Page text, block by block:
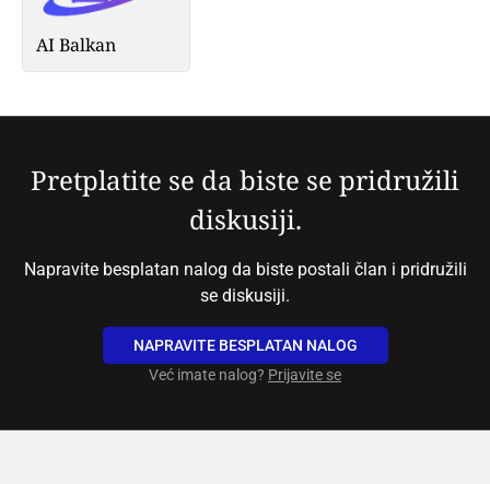
AI Balkan
Pretplatite se da biste se pridružili
diskusiji.
Napravite besplatan nalog da biste postali član i pridružili
se diskusiji.
NAPRAVITE BESPLATAN NALOG
Već imate nalog? Prijavite se